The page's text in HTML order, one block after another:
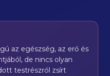
az egészség, az erő és
de nincs olyan
testrészről zsírt